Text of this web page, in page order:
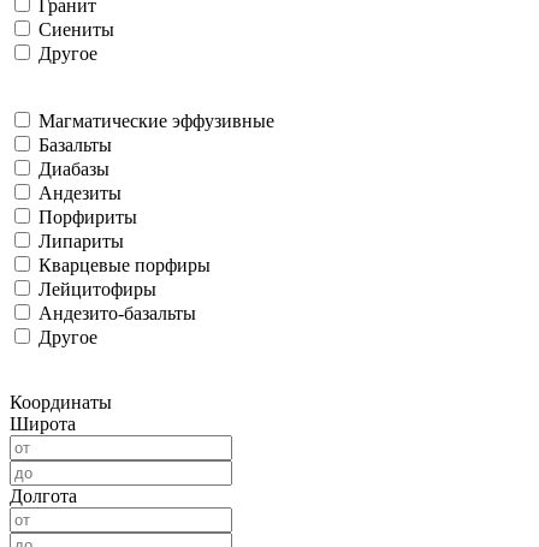
Гранит
Сиениты
Другое
Магматические эффузивные
Базальты
Диабазы
Андезиты
Порфириты
Липариты
Кварцевые порфиры
Лейцитофиры
Андезито-базальты
Другое
Координаты
Широта
Долгота